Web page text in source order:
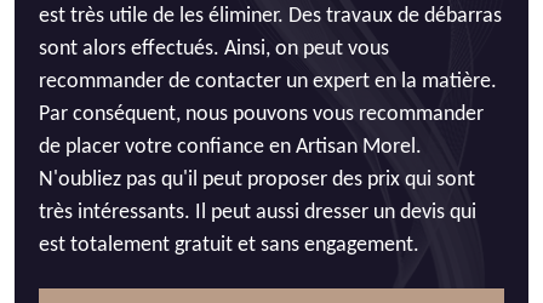
est très utile de les éliminer. Des travaux de débarras
sont alors effectués. Ainsi, on peut vous
recommander de contacter un expert en la matière.
Par conséquent, nous pouvons vous recommander
de placer votre confiance en Artisan Morel.
N'oubliez pas qu'il peut proposer des prix qui sont
très intéressants. Il peut aussi dresser un devis qui
est totalement gratuit et sans engagement.